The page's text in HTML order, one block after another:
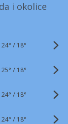
i okolice
24° / 18°
25° / 18°
24° / 18°
24° / 18°